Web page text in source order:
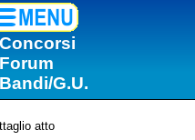
Concorsi
Forum
Bandi/G.U.
atto